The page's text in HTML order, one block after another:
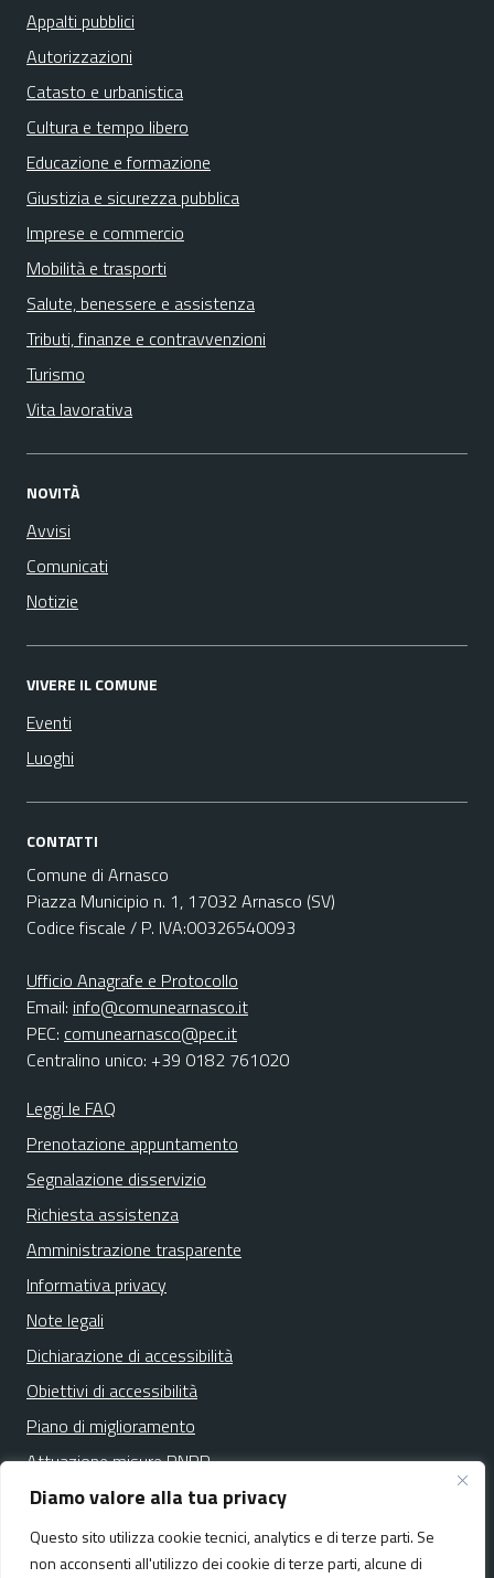
Diamo valore alla tua privacy
Questo sito utilizza cookie tecnici, analytics e di terze parti. Se
non acconsenti all'utilizzo dei cookie di terze parti, alcune di
Appalti pubblici
Autorizzazioni
Catasto e urbanistica
Cultura e tempo libero
Educazione e formazione
Giustizia e sicurezza pubblica
Imprese e commercio
Mobilità e trasporti
Salute, benessere e assistenza
Tributi, finanze e contravvenzioni
Turismo
Vita lavorativa
NOVITÀ
Avvisi
Comunicati
Notizie
VIVERE IL COMUNE
Eventi
Luoghi
CONTATTI
Comune di Arnasco
Piazza Municipio n. 1, 17032 Arnasco (SV)
Codice fiscale / P. IVA:00326540093
Ufficio Anagrafe e Protocollo
Email: info@comunearnasco.it
PEC: comunearnasco@pec.it
Centralino unico: +39 0182 761020
Leggi le FAQ
Prenotazione appuntamento
Segnalazione disservizio
Richiesta assistenza
Amministrazione trasparente
Informativa privacy
Note legali
Dichiarazione di accessibilità
Obiettivi di accessibilità
Piano di miglioramento
Attuazione misure PNRR
Media policy Mappa del sito